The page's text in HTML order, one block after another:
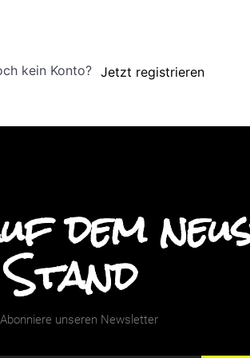
kein Konto? Jetzt registrieren
dem
Stand
Abonniere unseren Newsletter